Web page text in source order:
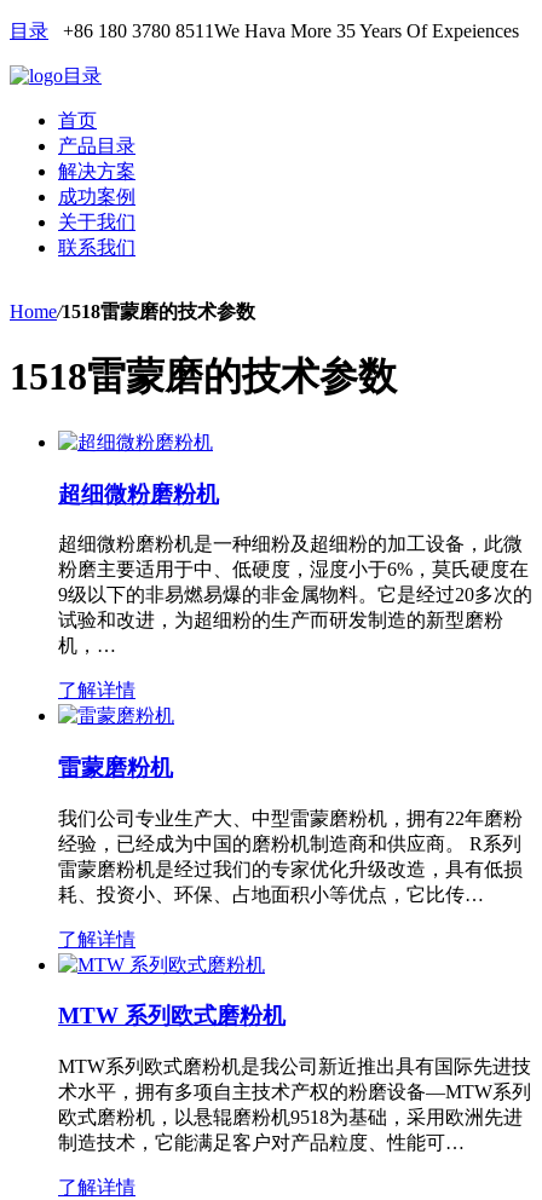
目录 +86 180 3780 8511We Hava More 35 Years Of Expeiences
目录
首页
产品目录
解决方案
成功案例
关于我们
联系我们
Home/1518雷蒙磨的技术参数
1518雷蒙磨的技术参数
超细微粉磨粉机
超细微粉磨粉机是一种细粉及超细粉的加工设备，此微
粉磨主要适用于中、低硬度，湿度小于6%，莫氏硬度在
9级以下的非易燃易爆的非金属物料。它是经过20多次的
试验和改进，为超细粉的生产而研发制造的新型磨粉
机，…
了解详情
雷蒙磨粉机
我们公司专业生产大、中型雷蒙磨粉机，拥有22年磨粉
经验，已经成为中国的磨粉机制造商和供应商。 R系列
雷蒙磨粉机是经过我们的专家优化升级改造，具有低损
耗、投资小、环保、占地面积小等优点，它比传…
了解详情
MTW 系列欧式磨粉机
MTW系列欧式磨粉机是我公司新近推出具有国际先进技
术水平，拥有多项自主技术产权的粉磨设备—MTW系列
欧式磨粉机，以悬辊磨粉机9518为基础，采用欧洲先进
制造技术，它能满足客户对产品粒度、性能可…
了解详情